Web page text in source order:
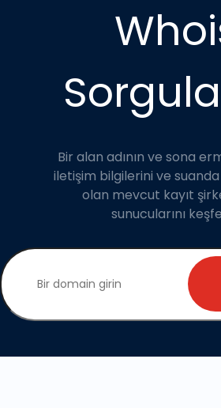
Bir alan adının ve sona
iletişim bilgilerini ve
olan mevcut kayıt
sunucularını